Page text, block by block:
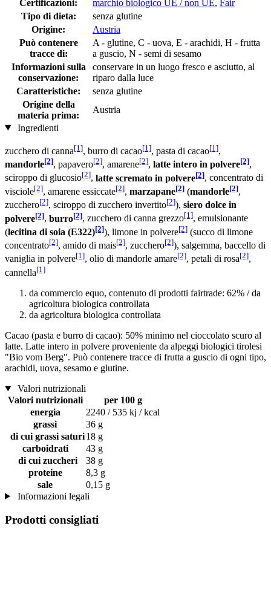
Certificazioni:
marchio biologico UE / non UE, Fair
Tipo di dieta:
senza glutine
Origine:
Austria
Può contenere
tracce di:
A - glutine, C - uova, E - arachidi, H - frutta
a guscio, N - semi di sesamo
Informazioni sulla
conservazione:
conservare in un luogo fresco e asciutto, al
riparo dalla luce
Caratteristiche:
senza glutine
Origine della
materia prima:
Austria
Ingredienti
zucchero di canna[1], burro di cacao[1], pasta di cacao[1],
mandorle[2], papavero[2], amarene[2], latte intero in polvere[2],
sciroppo di glucosio[2], latte scremato in polvere[2], concentrato di
visciole[2], amarene essiccate[2], marzapane[2] (mandorle[2],
zucchero[2], sciroppo di zucchero invertito[2]), siero dolce in
polvere[2], burro[2], zucchero di canna grezzo[1], emulsionante
(lecitina di soia (E322)[2]), limone in polvere[2] (succo di limone
concentrato[2], amido di mais[2], zucchero[2]), salgemma, baccello di
vaniglia in polvere[1], olio di mandorle amare[2], petali di rosa[2],
cannella[1]
da commercio equo, contenuto di prodotti fairtrade: 62% / da
agricoltura biologica controllata
da agricoltura biologica controllata
Cacao (pasta e burro di cacao): 50% minimo nel cioccolato scuro al
latte. Latte intero in polvere proveniente da alpeggi biologici tirolesi
"Bio vom Berg". Può contenere tracce di frutta a guscio di ogni tipo,
arachidi, uova, sesamo e glutine.
Valori nutrizionali
Valori nutrizionali
per 100 g
energia
2240 / 535 kj / kcal
grassi
36 g
di cui grassi saturi18 g
carboidrati
43 g
di cui zuccheri
38 g
proteine
8,3 g
sale
0,15 g
Informazioni legali
Prodotti consigliati